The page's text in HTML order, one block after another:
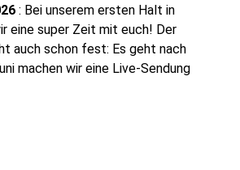
: Bei unserem ersten Halt in
eine super Zeit mit euch! Der
auch schon fest: Es geht nach
machen wir eine Live-Sendung